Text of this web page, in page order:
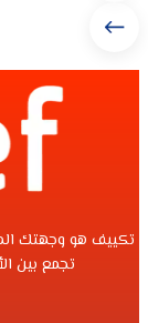
تكييف هو وجهتك
تجمع بين